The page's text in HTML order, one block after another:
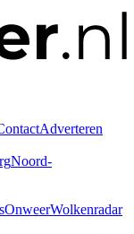
Adverteren
Noord-
OnweerWolkenradar